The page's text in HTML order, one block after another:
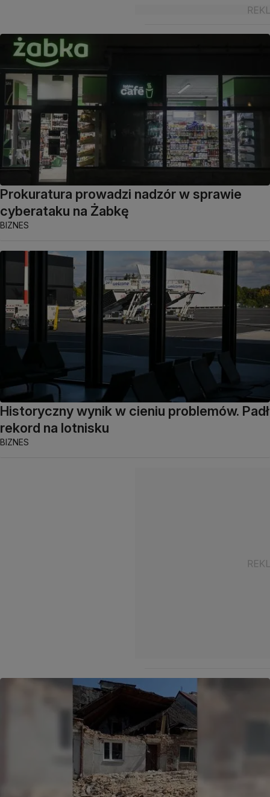
Prokuratura prowadzi nadzór w sprawie
cyberataku na Żabkę
BIZNES
Historyczny wynik w cieniu problemów. Padł
rekord na lotnisku
BIZNES